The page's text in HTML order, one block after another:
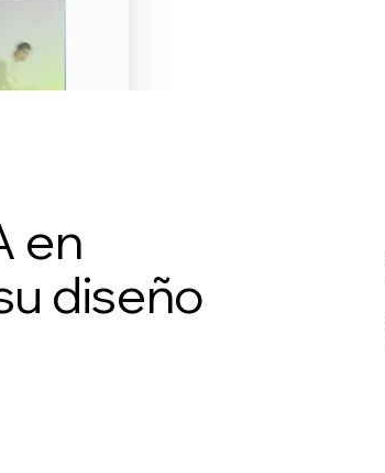
en
diseño